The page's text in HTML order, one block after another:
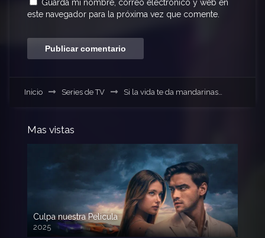
Guarda mi nombre, correo electrónico y web en
este navegador para la próxima vez que comente.
Inicio Series de TV Si la vida te da mandarinas…
Mas vistas
Culpa nuestra Pelicula
2025
720p HD